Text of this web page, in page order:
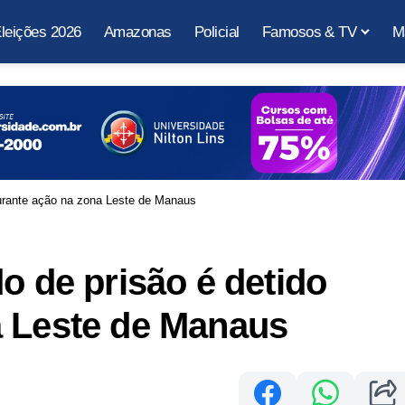
2026 Amazonas Policial Famosos & TV
ação na zona Leste de Manaus
de prisão é detido
de Manaus